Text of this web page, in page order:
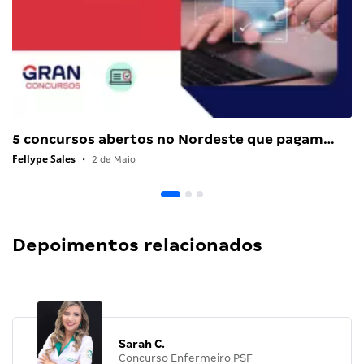
5 concursos abertos no Nordeste que pagam…
Fellype Sales • 2 de Maio
Depoimentos relacionados
Sarah C.
Concurso Enfermeiro PSF